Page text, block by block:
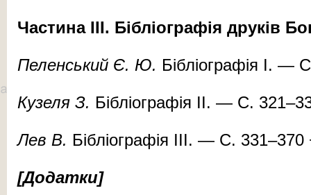
Час­ти­на III. Біб­лі­ог­ра­фія дру­ків
Пе­лен­ський Є. Ю. Біб­ліог­ра­фія I. —
Ку­зе­ля З. Біб­лі­ог­ра­фія II. — С.
Лев В. Біб­лі­ог­ра­фія III. — С. 331–370
[До­дат­ки]